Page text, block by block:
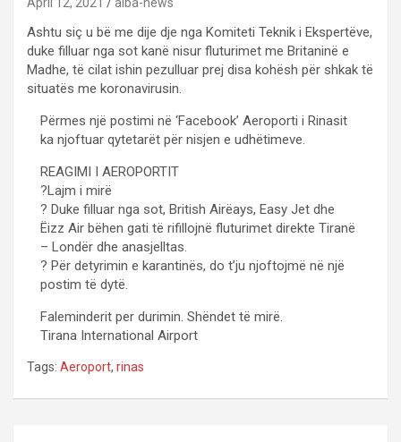
Ashtu siç u bë me dije dje nga Komiteti Teknik i Ekspertëve,
duke filluar nga sot kanë nisur fluturimet me Britaninë e
Madhe, të cilat ishin pezulluar prej disa kohësh për shkak të
situatës me koronavirusin.
Përmes një postimi në ‘Facebook’ Aeroporti i Rinasit
ka njoftuar qytetarët për nisjen e udhëtimeve.
REAGIMI I AEROPORTIT
?Lajm i mirë
? Duke filluar nga sot, British Airëays, Easy Jet dhe
Ëizz Air bëhen gati të rifillojnë fluturimet direkte Tiranë
– Londër dhe anasjelltas.
? Për detyrimin e karantinës, do t’ju njoftojmë në një
postim të dytë.
Faleminderit per durimin. Shëndet të mirë.
Tirana International Airport
Tags: Aeroport, rinas